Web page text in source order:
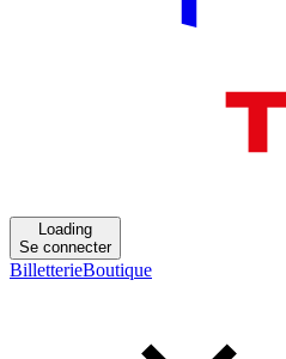
Loading
Se connecter
BilletterieBoutique